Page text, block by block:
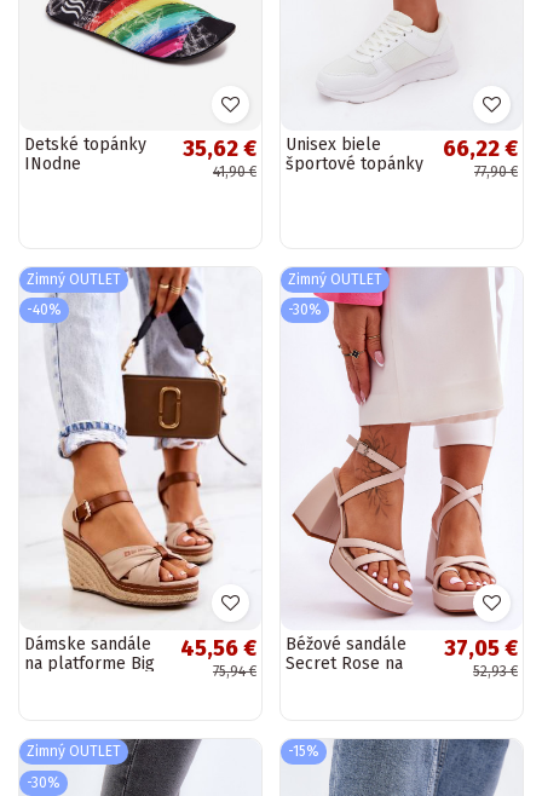
Detské topánky
INodne
35,62 €
41,90 €
Unisex biele
športové topánky
66,22 €
77,90 €
Zimný OUTLET
-40%
Dámske sandále
na platforme Big
45,56 €
75,94 €
Zimný OUTLET
-30%
Béžové sandále
Secret Rose na
37,05 €
52,93 €
Zimný OUTLET
-30%
-15%